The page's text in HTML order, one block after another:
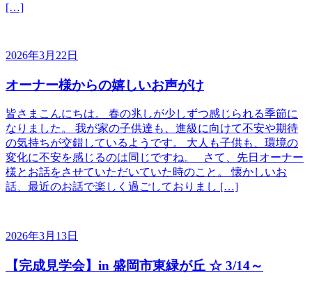
[…]
2026年3月22日
オーナー様からの嬉しいお声がけ
皆さまこんにちは。 春の兆しが少しずつ感じられる季節に
なりました。 我が家の子供達も、進級に向けて不安や期待
の気持ちが交錯しているようです。 大人も子供も、環境の
変化に不安を感じるのは同じですね。 さて、先日オーナー
様とお話をさせていただいていた時のこと。 懐かしいお
話、最近のお話で楽しく過ごしておりまし […]
2026年3月13日
【完成見学会】in 盛岡市東緑が丘 ☆ 3/14～